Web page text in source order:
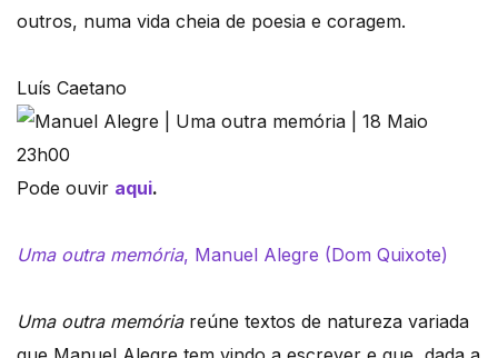
outros, numa vida cheia de poesia e coragem.
Luís Caetano
Pode ouvir aqui.
Uma outra memória, Manuel Alegre (Dom Quixote)
Uma outra memóriareúne textos de natureza variada